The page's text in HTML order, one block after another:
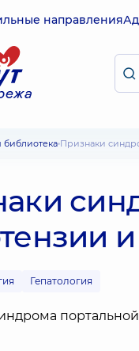
направления
библиотека Признаки
Гепатология